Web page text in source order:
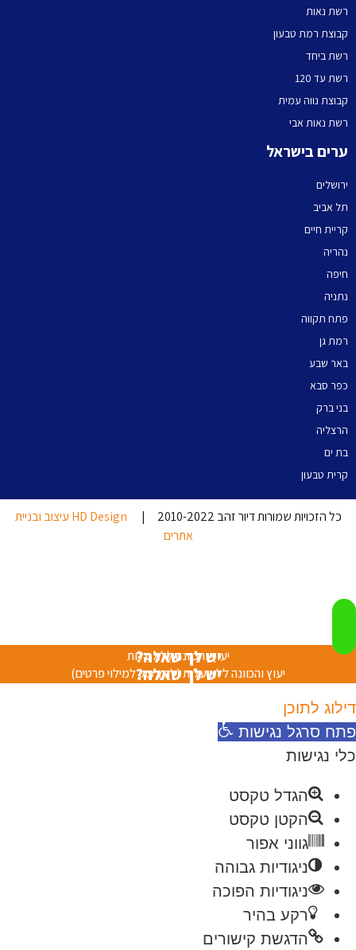
רשת נאות
קבוצת רמת טבעון
רשת ביחד
רשת עד 120
קבוצת נווה עמית
רשת נאות אבי
ערים בישראל
ירושלים
תל אביב
קריית חיים
נהריה
חיפה
נתניה
פתח תקווה
רמת גן
באר שבע
כפר סבא
בני ברק
הרצליה
בת ים
קרית טבעון
כל הזכויות שמורות דיור זהב 2010-2022 |
HD Design עיצוב ובניית
אתרים
יש לך שאלה?
יעוץ והכוונה ללא עלות
יש לך שאלה?
יעוץ והכוונה ללא עלות (לחץ כאן למילוי פרטים)
לתוכן
סרגל נגישות
נגישות
הגדל טקסט
הקטן טקסט
גווני אפור
ניגודיות גבוהה
ניגודיות הפוכה
רקע בהיר
הדגשת קישורים